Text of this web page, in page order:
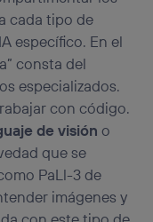
cada tipo de
específico. En el
consta del
especializados.
con código.
de visióno
que se
PaLl-3 de
imágenes y